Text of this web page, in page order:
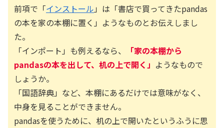
前項で「インストール 」は「書店で買ってきたpandas
の本を家の本棚に置く」ようなものとお伝えしまし
た。
「インポート」も例えるなら、
「家の本棚から
pandasの本を出して、机の上で開く」 ようなもので
しょうか。
「国語辞典」など、本棚にあるだけでは意味がなく、
中身を見ることができません。
pandasを使うために、机の上で開いたというふうに思